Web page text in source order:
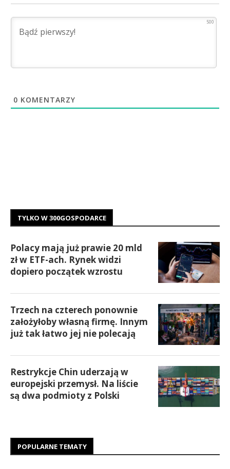
500
0 KOMENTARZY
TYLKO W 300GOSPODARCE
Polacy mają już prawie 20 mld
zł w ETF-ach. Rynek widzi
dopiero początek wzrostu
Trzech na czterech ponownie
założyłoby własną firmę. Innym
już tak łatwo jej nie polecają
Restrykcje Chin uderzają w
europejski przemysł. Na liście
są dwa podmioty z Polski
POPULARNE TEMATY